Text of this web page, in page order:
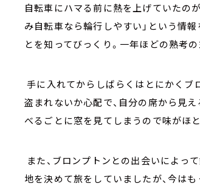
自転車にハマる前に熱を上げていたの
み自転車なら輪行しやすい」という情
とを知ってびっくり。一年ほどの熟考
手に入れてからしばらくはとにかくブ
盗まれないか心配で、自分の席から見
べるごとに窓を見てしまうので味がほ
また、ブロンプトンとの出会いによっ
地を決めて旅をしていましたが、今は